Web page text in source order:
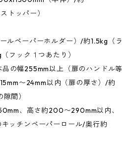
トッパー）
ルペーパーホルダー）/約1.5kg（ラ
フック１つあたり）
品の幅255mm以上（扉のハンドル等
〜24mm以内（扉の厚さ）/約
間）
、高さ約200〜290mm以内、
ッチンペーパーロール/奥行約